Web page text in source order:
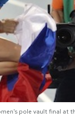
pole vault final at